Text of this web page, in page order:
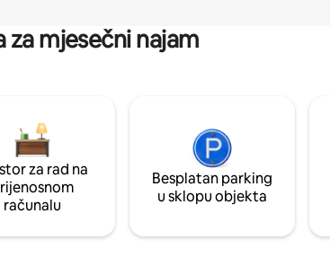
mjesečni najam
za rad na
računalu
Besplatan parking
u sklopu objekta